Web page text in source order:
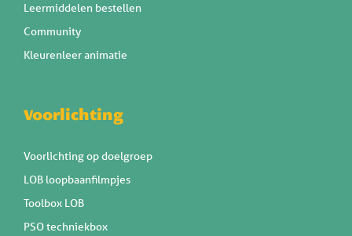
Leermiddelen bestellen
Community
Kleurenleer animatie
Voorlichting
Voorlichting op doelgroep
LOB loopbaanfilmpjes
Toolbox LOB
PSO techniekbox